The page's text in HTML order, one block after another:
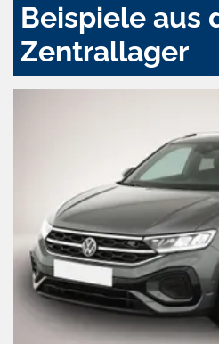
Beispiele aus
Zentrallager